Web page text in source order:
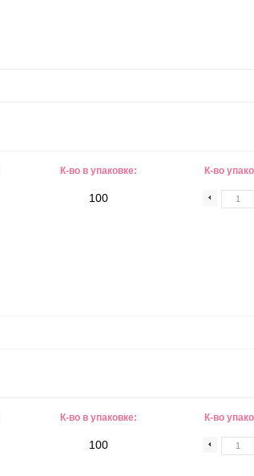
К-во в упаковке: К-во
100
К-во в упаковке: К-во
100